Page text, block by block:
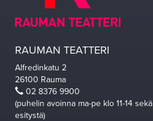
RAUMAN TEATTERI
Alfredinkatu 2
26100 Rauma
02 8376 9900
(puhelin avoinna ma-pe klo 11-14
esitystä)